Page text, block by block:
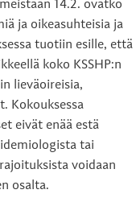
14.2. ovatko
ja oikeasuhteisia ja
tuotiin esille, että
koko KSSHP:n
lieväoireisia,
Kokouksessa
eivät enää estä
tai
voidaan
osalta.